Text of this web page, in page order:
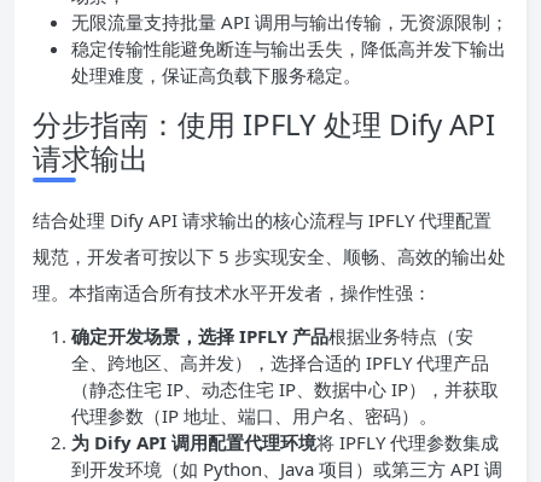
无限流量支持批量 API 调用与输出传输，无资源限制；
稳定传输性能避免断连与输出丢失，降低高并发下输出
处理难度，保证高负载下服务稳定。
分步指南：使用 IPFLY 处理 Dify API
请求输出
结合处理 Dify API 请求输出的核心流程与 IPFLY 代理配置
规范，开发者可按以下 5 步实现安全、顺畅、高效的输出处
理。本指南适合所有技术水平开发者，操作性强：
确定开发场景，选择 IPFLY 产品根据业务特点（安
全、跨地区、高并发），选择合适的 IPFLY 代理产品
（静态住宅 IP、动态住宅 IP、数据中心 IP），并获取
代理参数（IP 地址、端口、用户名、密码）。
为 Dify API 调用配置代理环境将 IPFLY 代理参数集成
到开发环境（如 Python、Java 项目）或第三方 API 调